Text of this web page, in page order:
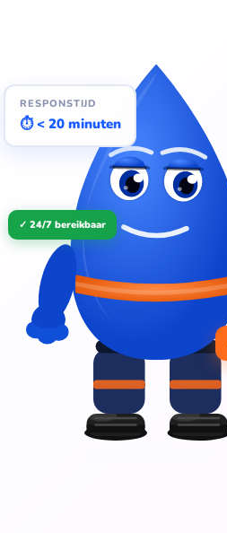
RESPONSTIJD
⏱ < 20 minuten
✓ 24/7 bereikbaar